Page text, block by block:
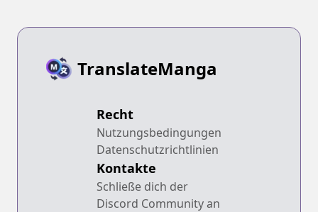
TranslateManga
Recht
Nutzungsbedingungen
Datenschutzrichtlinien
Kontakte
Schließe dich der
Discord Community an